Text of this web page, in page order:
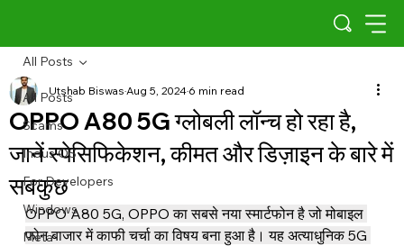
All Posts
Scams
Indus OS
For Developers
Windows
Meta
All Posts
OPPO A80 5G ग्लोबली लॉन्च हो रहा है,
जानें स्पेसिफिकेशन, कीमत और डिज़ाइन के बारे में
सबकुछ
Utshab BiswasAug 5, 20246 min read
OPPO A80 5G, OPPO का सबसे नया स्मार्टफोन है जो मोबाइल
फोन बाजार में काफी चर्चा का विषय बना हुआ है। यह अत्याधुनिक 5G